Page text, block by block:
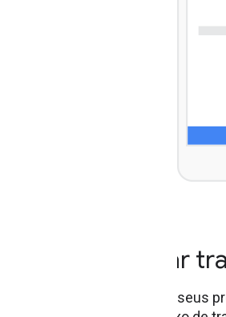
Criar
Venda seus